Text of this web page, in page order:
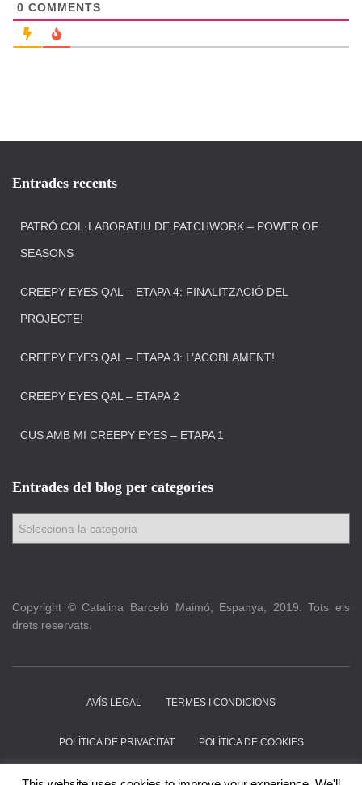
0 COMMENTS
Entrades recents
PATRÓ COL·LABORATIU DE PATCHWORK – POWER OF
SEASONS
CREEPY EYES QAL – ETAPA 4: FINALITZACIÓ DEL
PROJECTE!
CREEPY EYES QAL – ETAPA 3: L’ACOBLAMENT!
CREEPY EYES QAL – ETAPA 2
CUS AMB MI CREEPY EYES – ETAPA 1
Entrades del blog per categories
d
e
d
Copyright © Catalina Barceló Maimó, Espanya, 2019. Tots els
drets reservats.
AVÍS LEGAL TERMES I CONDICIONS
POLÍTICA DE PRIVACITAT POLÍTICA DE COOKIES
ACTUALITZACIONS PATRONS QUI SOM CONTACTE